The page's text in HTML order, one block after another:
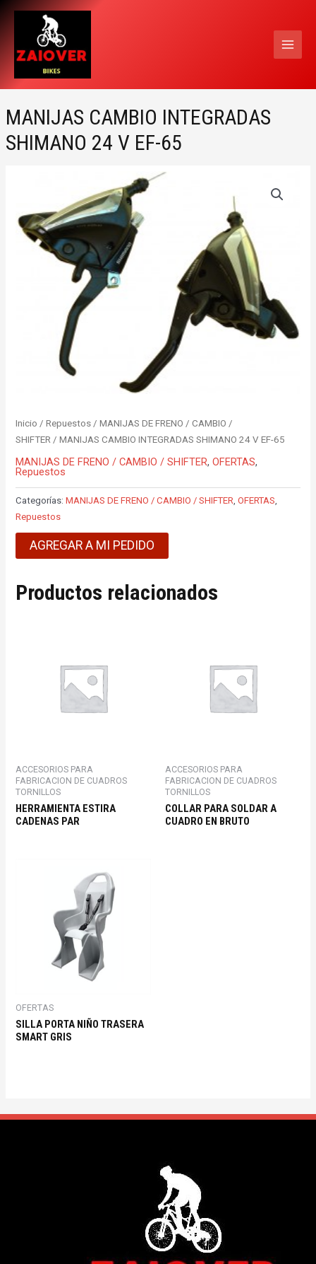
contenido
MANIJAS CAMBIO INTEGRADAS
SHIMANO 24 V EF-65
Inicio /Repuestos /MANIJAS DE FRENO / CAMBIO /
SHIFTER / MANIJAS CAMBIO INTEGRADAS SHIMANO 24 V EF-65
MANIJAS DE FRENO / CAMBIO / SHIFTER,OFERTAS,
Repuestos
Categorías:MANIJAS DE FRENO / CAMBIO / SHIFTER,OFERTAS,
Repuestos
AGREGAR A MI PEDIDO
Productos relacionados
ACCESORIOS PARA
FABRICACION DE CUADROS
TORNILLOS
HERRAMIENTA ESTIRA
CADENAS PAR
ACCESORIOS PARA
FABRICACION DE CUADROS
TORNILLOS
COLLAR PARA SOLDAR A
CUADRO EN BRUTO
OFERTAS
SILLA PORTA NIÑO TRASERA
SMART GRIS